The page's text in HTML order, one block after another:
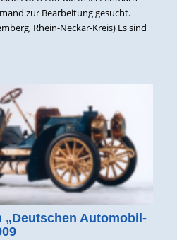
zur Bearbeitung gesucht.
Rhein-Neckar-Kreis) Es sind
„Deutschen Automobil-